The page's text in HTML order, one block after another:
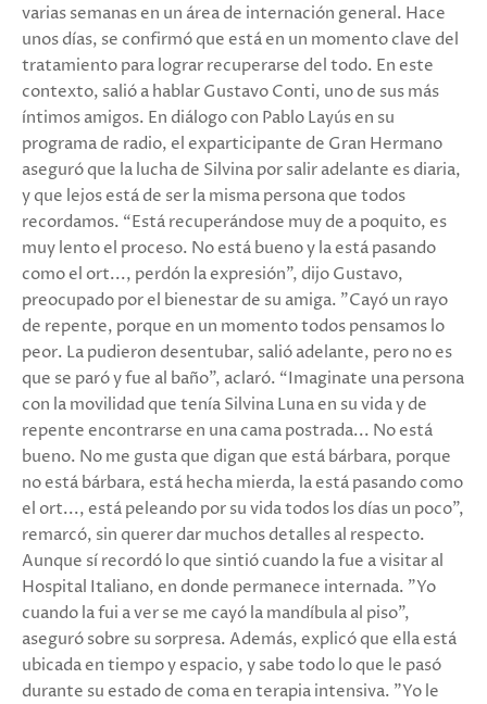
varias semanas en un área de internación general. Hace
unos días, se confirmó que está en un momento clave del
tratamiento para lograr recuperarse del todo. En este
contexto, salió a hablar Gustavo Conti, uno de sus más
íntimos amigos. En diálogo con Pablo Layús en su
programa de radio, el exparticipante de Gran Hermano
aseguró que la lucha de Silvina por salir adelante es diaria,
y que lejos está de ser la misma persona que todos
recordamos. “Está recuperándose muy de a poquito, es
muy lento el proceso. No está bueno y la está pasando
como el ort..., perdón la expresión”, dijo Gustavo,
preocupado por el bienestar de su amiga. "Cayó un rayo
de repente, porque en un momento todos pensamos lo
peor. La pudieron desentubar, salió adelante, pero no es
que se paró y fue al baño”, aclaró. “Imaginate una persona
con la movilidad que tenía Silvina Luna en su vida y de
repente encontrarse en una cama postrada... No está
bueno. No me gusta que digan que está bárbara, porque
no está bárbara, está hecha mierda, la está pasando como
el ort..., está peleando por su vida todos los días un poco”,
remarcó, sin querer dar muchos detalles al respecto.
Aunque sí recordó lo que sintió cuando la fue a visitar al
Hospital Italiano, en donde permanece internada. "Yo
cuando la fui a ver se me cayó la mandíbula al piso”,
aseguró sobre su sorpresa. Además, explicó que ella está
ubicada en tiempo y espacio, y sabe todo lo que le pasó
durante su estado de coma en terapia intensiva. "Yo le